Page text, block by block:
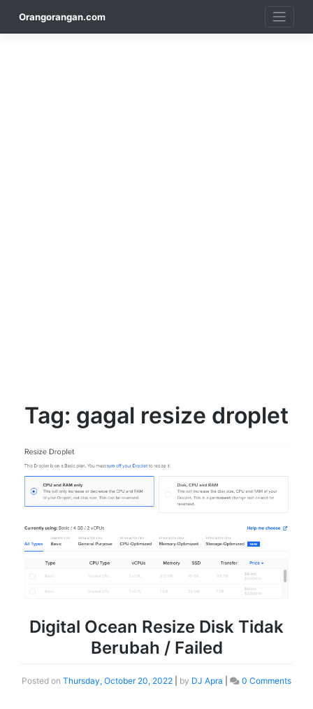
Orangorangan.com
Tag: gagal resize droplet
Digital Ocean Resize Disk Tidak
Berubah / Failed
Posted on Thursday, October 20, 2022 by DJ Apra 0 Comments